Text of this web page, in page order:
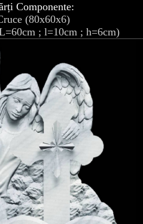
Componente:
(80x60x6)
; l=10cm ; h=6cm)